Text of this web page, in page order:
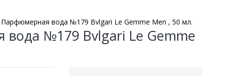
вода №179 Bvlgari Le Gemme Men , 50 мл.
№179 Bvlgari Le Gemme